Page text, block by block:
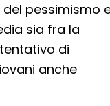
pessimismo
sia fra la
di
anche